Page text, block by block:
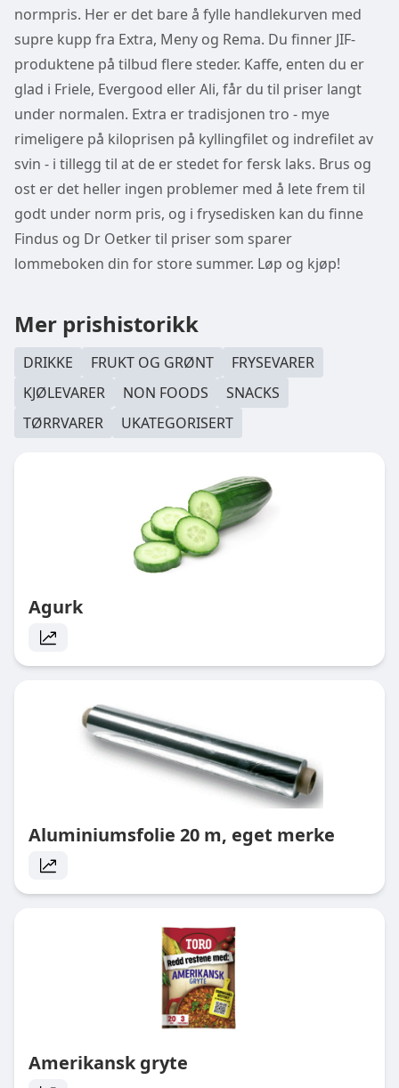
normpris. Her er det bare å fylle handlekurven med
supre kupp fra Extra, Meny og Rema. Du finner JIF-
produktene på tilbud flere steder. Kaffe, enten du er
glad i Friele, Evergood eller Ali, får du til priser langt
under normalen. Extra er tradisjonen tro - mye
rimeligere på kiloprisen på kyllingfilet og indrefilet av
svin - i tillegg til at de er stedet for fersk laks. Brus og
ost er det heller ingen problemer med å lete frem til
godt under norm pris, og i frysedisken kan du finne
Findus og Dr Oetker til priser som sparer
lommeboken din for store summer. Løp og kjøp!
Mer prishistorikk
DRIKKE FRUKT OG GRØNT
FRYSEVARER
KJØLEVARER
NON FOODS
SNACKS
TØRRVARER
UKATEGORISERT
Agurk
Aluminiumsfolie 20 m, eget merke
Amerikansk gryte